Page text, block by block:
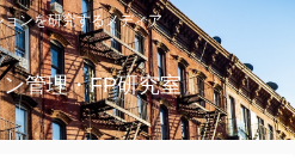
ンを研究するメディア
管理・FP研究室